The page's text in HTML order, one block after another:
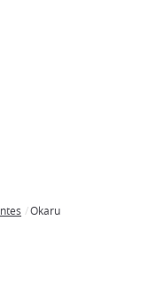
Okaru